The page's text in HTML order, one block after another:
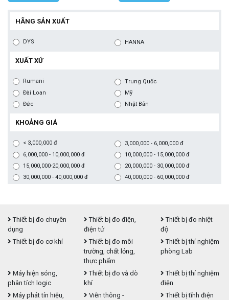
HÃNG SẢN XUẤT
DYS HANNA
XUẤT XỨ
Rumani
Trung Quốc
Đài Loan
Mỹ
Đức
Nhật Bản
KHOẢNG GIÁ
< 3,000,000 đ
3,000,000 - 6,000,000 đ
6,000,000 - 10,000,000 đ
10,000,000 - 15,000,000 đ
15,000,000-20,000,000 đ
20,000,000 - 30,000,000 đ
30,000,000 - 40,000,000 đ
40,000,000 - 60,000,000 đ
Thiết bị đo chuyên
dụng
Thiết bị đo điện,
điện tử
Thiết bị đo nhiệt
độ
Thiết bị đo cơ khí
Thiết bị đo môi
trường, chất lỏng,
thực phẩm
Thiết bị thí nghiệm
phòng Lab
Máy hiện sóng,
phân tích logic
Thiết bị đo và dò
khí
Thiết bị thí nghiệm
điện
Máy phát tín hiệu,
Viễn thông -
Thiết bị tĩnh điện